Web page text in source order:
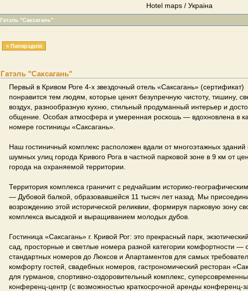
Hotel maps / Украіна
Гатэль "Саксагань"
« Папярэднія
Гатэль "Саксагань"
Первый в Кривом Роге 4-х звездочный отель «Сакcагань» (сертификат)
понравится тем людям, которые ценят безупречную чистоту, тишину,
воздух, разнообразную кухню, стильный продуманный интерьер и
общение. Особая атмосфера и умеренная роскошь — вдохновлена в
номере гостиницы «Саксагань».
Наш гостиничный комплекс расположен вдали от многоэтажных зданий
шумных улиц города Кривого Рога в частной парковой зоне в 9 км от
города на охраняемой территории.
Территория комплекса граничит с редчайшим историко-
— Дубовой балкой, образовавшейся 11 тысяч лет назад. Мы
возрождению этой исторической реликвии, формируя парковую зону
комплекса высадкой и выращиванием молодых дубов.
Гостиница «Саксагань» г. Кривой Рог: это прекрасный парк,
сад, просторные и светлые номера разной категории комфортности —
стандартных номеров до Люксов и Апартаментов для самых
комфорту гостей, свадебных номеров, гастрономический ресторан
для гурманов, спортивно-оздоровительный комплекс,
конференц-центр (с возможностью краткосрочной аренды конференц-